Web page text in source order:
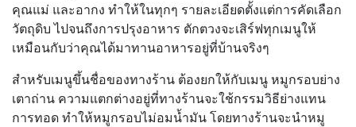
คุณแม่ และอากง ทำให้ในทุกๆ รายละเอียดตั้งแต่การคัดเลือก
วัตถุดิบ ไปจนถึงการปรุงอาหาร ตักตวงจะเสิร์ฟทุกเมนูให้
เหมือนกับว่าคุณได้มาทานอาหารอยู่ที่บ้านจริงๆ
สำหรับเมนูขึ้นชื่อของทางร้าน ต้องยกให้กับเมนู หมูกรอบย่าง
เตาถ่าน ความแตกต่างอยู่ที่ทางร้านจะใช้กรรมวิธีย่างแทน
การทอด ทำให้หมูกรอบไม่อมน้ำมัน โดยทางร้านจะนำหมู